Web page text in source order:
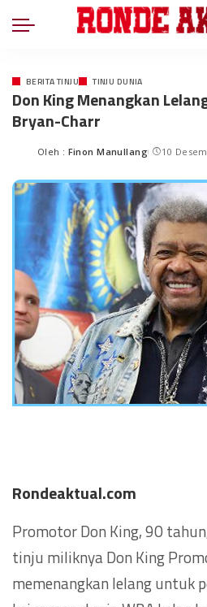
BERITA TINJU TINJU DUNIA
Don King Menangkan
Bryan-Charr
Oleh : Finon Manullang 10
Rondeaktual.com
Promotor Don King, 90
tinju miliknya Don King
memenangkan lelang untuk